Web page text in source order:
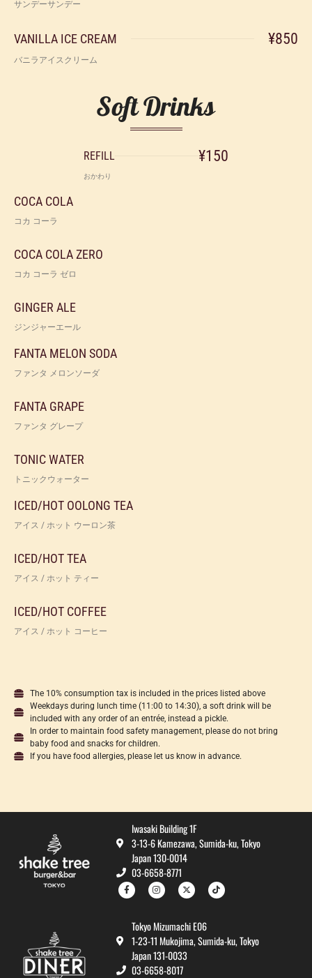
サンデーサンデー
VANILLA ICE CREAM ¥850
バニラアイスクリーム
Soft Drinks
REFILL ¥150
おかわり
COCA COLA
コカ コーラ
COCA COLA ZERO
コカ コーラ ゼロ
GINGER ALE
ジンジャーエール
FANTA MELON SODA
ファンタ メロンソーダ
FANTA GRAPE
ファンタ グレープ
TONIC WATER
トニックウォーター
ICED/HOT OOLONG TEA
アイス / ホット ウーロン茶
ICED/HOT TEA
アイス / ホット ティー
ICED/HOT COFFEE
アイス / ホット コーヒー
The 10% consumption tax is included in the prices listed above
Weekdays during lunch time (11:00 to 14:30), a soft drink will be
included with any order of an entrée, instead a pickle.
In order to maintain food safety management, please do not bring
baby food and snacks for children.​
If you have food allergies, please let us know in advance.
Iwasaki Building 1F
3-13-6 Kamezawa, Sumida-ku, Tokyo
Japan 130-0014
03-6658-8771
Tokyo Mizumachi E06
1-23-11 Mukojima, Sumida-ku, Tokyo
Japan 131-0033
03-6658-8017